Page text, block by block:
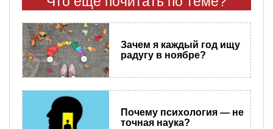
Зачем я каждый год ищу
радугу в ноябре?
Почему психология — не
точная наука?